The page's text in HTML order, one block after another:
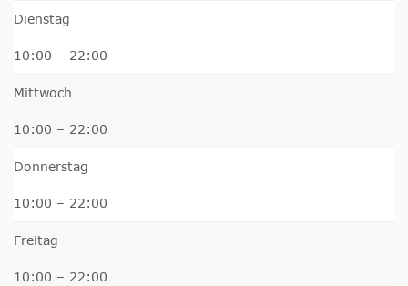
Dienstag
10:00 – 22:00
Mittwoch
10:00 – 22:00
Donnerstag
10:00 – 22:00
Freitag
10:00 – 22:00